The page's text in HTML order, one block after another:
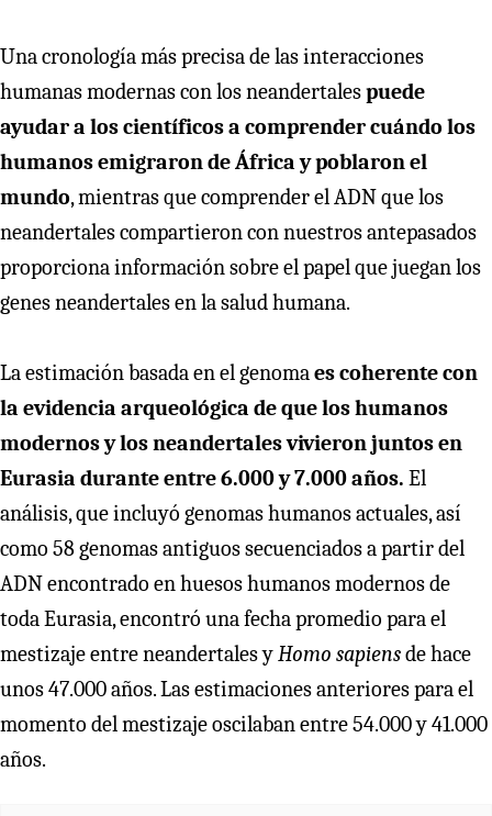
Una cronología más precisa de las interacciones
humanas modernas con los neandertalespuede
ayudar a los científicos a comprender cuándo los
humanos emigraron de África y poblaron el
mundo, mientras que comprender el ADN que los
neandertales compartieron con nuestros antepasados
proporciona información sobre el papel que juegan los
genes neandertales en la salud humana.
La estimación basada en el genomaes coherente con
la evidencia arqueológica de que los humanos
modernos y los neandertales vivieron juntos en
Eurasia durante entre 6.000 y 7.000 años. El
análisis, que incluyó genomas humanos actuales, así
como 58 genomas antiguos secuenciados a partir del
ADN encontrado en huesos humanos modernos de
toda Eurasia, encontró una fecha promedio para el
mestizaje entre neandertales yHomo sapiensde hace
unos 47.000 años. Las estimaciones anteriores para el
momento del mestizaje oscilaban entre 54.000 y 41.000
años.